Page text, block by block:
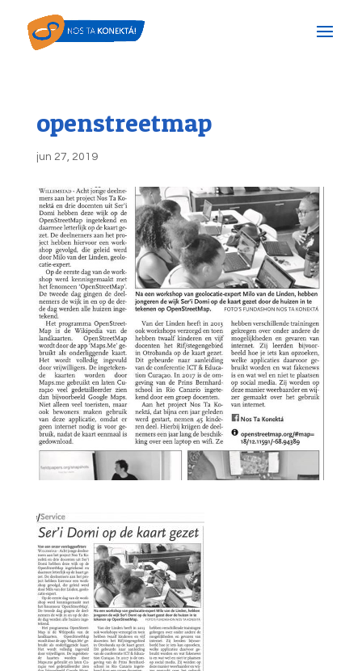
openstreetmap
jun 27, 2019